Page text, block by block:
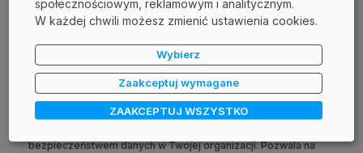
Ciekawostki Safetica DLP -
Wyszukiwanie danych
bezpieczeństwem danych w Twojej organizacji. Pozwala na
społecznościowym, reklamowym i analitycznym.
W każdej chwili możesz zmienić ustawienia cookies.
Wybierz
Zaakceptuj wymagane
ZAAKCEPTUJ WSZYSTKO